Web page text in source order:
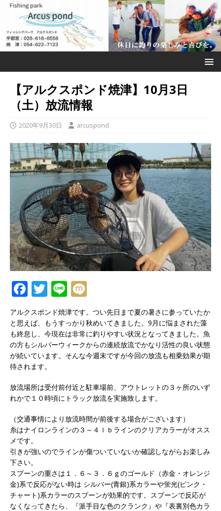
【アルクスポンド焼津】10月3日
（土）放流情報
2020年9月30日 arcuspond
F
a
c
e
b
o
o
k
T
w
it
te
r
Li
n
e
ix
i
アルクスポンド焼津です。つい先日まで夏の暑さに参っていたか
と思えば、もうすっかり秋めいてきました。9月に悩まされた藻
も終息し、今現在は非常に釣りやすい状況となってきました。魚
の方もシルバーウィークからの連続放流でかなり活性の良い状態
が続いています。そんな今週末ですが今回の放流も相乗効果が期
待されます。
放流場所は受付前付近と駐車場前、アウトレットの３ヶ所のいず
れかで１０時頃にトラック放流を実施致します。
（交通事情により放流時間が前後する場合がございます）
糸はナイロンラインの３～４ｌｂラインのクリアカラーがオスス
メです。
引きが強いのでラインが傷ついていないか確認しながらお楽しみ
下さい。
スプーンの重さは１．６～３．６ｇのゴールド（赤金・オレンジ
金)系で反応がない時は シルバー(青銀)系カラーや蛍光(ピンク・
チャート)系カラーのスプーンが効果的です。スプーンで反応が
なくなってきたら、『派手目な色のクランク』や『表裏別色カラ